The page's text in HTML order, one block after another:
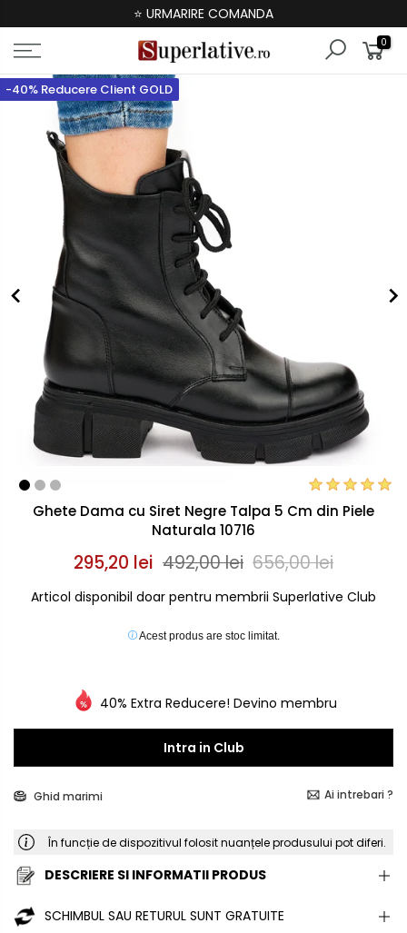
⭐ URMARIRE COMANDA
0
-40% Reducere Client GOLD
Ghete Dama cu Siret Negre Talpa 5 Cm din Piele
Naturala 10716
295,20 lei 492,00 lei 656,00 lei
Articol disponibil doar pentru membrii Superlative Club
Acest produs are stoc limitat.
40% Extra Reducere! Devino membru
Intra in Club
Ghid marimi Ai intrebari ?
În funcție de dispozitivul folosit nuanțele produsului pot diferi.
DESCRIERE SI INFORMATII PRODUS
SCHIMBUL SAU RETURUL SUNT GRATUITE